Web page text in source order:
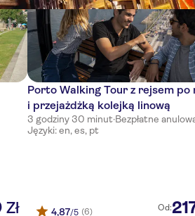
Zł
Porto Walking Tour z rejsem po
i przejażdżką kolejką linową
3 godziny 30 minut·Bezpłatne
Języki: en, es, pt
4,87/5 (6) Od: